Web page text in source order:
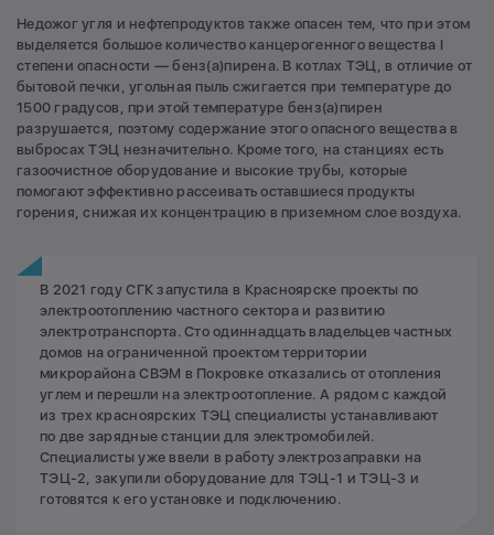
Недожoг угля и нефтепродуктов также опасен тем, что при этом
выделяется большое количество канцерогенного вещества I
степени опасности — бенз(а)пирена. В котлах ТЭЦ, в отличие от
бытовой печки, угольная пыль сжигается при температуре до
1500 градусов, при этой температуре бенз(а)пирен
разрушается, поэтому содержание этого опасного вещества в
выбросах ТЭЦ незначительно. Кроме того, на станциях есть
газоочистное оборудование и высокие трубы, которые
помогают эффективно рассеивать оставшиеся продукты
горения, снижая их концентрацию в приземном слое воздуха.
В 2021 году СГК запустила в Красноярске проекты по
электроотоплению частного сектора и развитию
электротранспорта. Сто одиннадцать владельцев частных
домов на ограниченной проектом территории
микрорайона СВЭМ в Покровке отказались от отопления
углем и перешли на электроотопление. А рядом с каждой
из трех красноярских ТЭЦ специалисты устанавливают
по две зарядные станции для электромобилей.
Специалисты уже ввели в работу электрозаправки на
ТЭЦ-2, закупили оборудование для ТЭЦ-1 и ТЭЦ-3 и
готовятся к его установке и подключению.